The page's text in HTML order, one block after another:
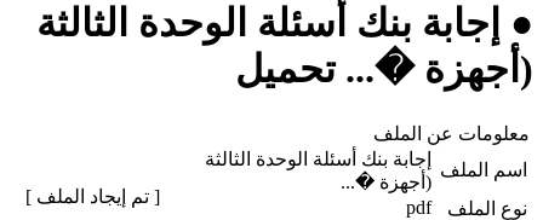
● إجابة بنك أسئلة الوحدة الثالثة
(أجهزة �... تحميل
معلومات عن الملف
اسم الملف
إجابة بنك أسئلة الوحدة الثالثة
(أجهزة �...
نوع الملف
pdf
[ تم إيجاد الملف ]